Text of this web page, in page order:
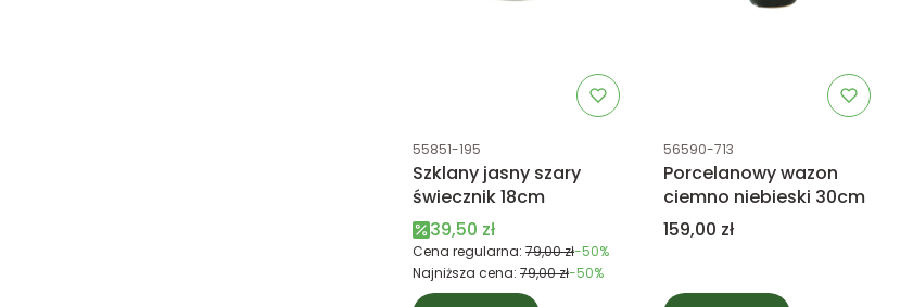
Kod produktu
55851-195
Szklany jasny szary
świecznik 18cm
Cena promocyjna
39,50 zł
Cena regularna: 79,00 zł-50%
Najniższa cena: 79,00 zł-50%
Kod produktu
56590-713
Porcelanowy wazon
ciemno niebieski 30cm
Cena
159,00 zł